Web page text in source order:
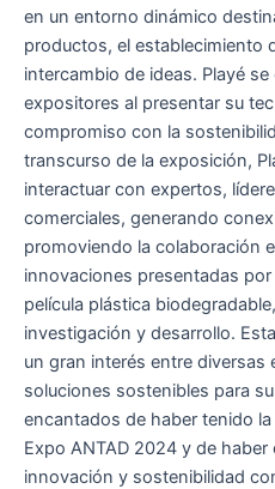
en un entorno dinámico
productos, el establecimiento
intercambio de ideas. Playé
expositores al presentar su
compromiso con la
transcurso de la exposición,
interactuar con expertos,
comerciales, generando
promoviendo la colaboración
innovaciones presentadas
película plástica
investigación y desarrollo.
un gran interés entre diversas
soluciones sostenibles para
encantados de haber tenido
Expo ANTAD 2024 y de
innovación y sostenibilidad